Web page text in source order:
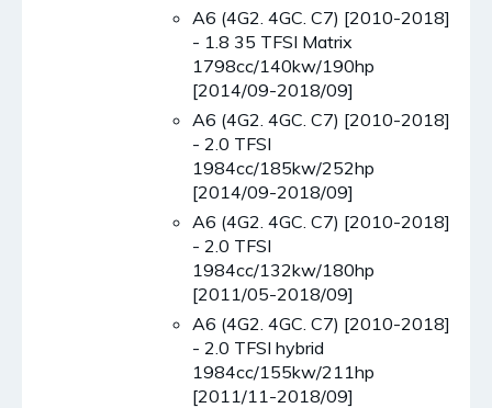
A6 (4G2. 4GC. C7) [2010-2018]
- 1.8 35 TFSI Matrix
1798cc/140kw/190hp
[2014/09-2018/09]
A6 (4G2. 4GC. C7) [2010-2018]
- 2.0 TFSI
1984cc/185kw/252hp
[2014/09-2018/09]
A6 (4G2. 4GC. C7) [2010-2018]
- 2.0 TFSI
1984cc/132kw/180hp
[2011/05-2018/09]
A6 (4G2. 4GC. C7) [2010-2018]
- 2.0 TFSI hybrid
1984cc/155kw/211hp
[2011/11-2018/09]